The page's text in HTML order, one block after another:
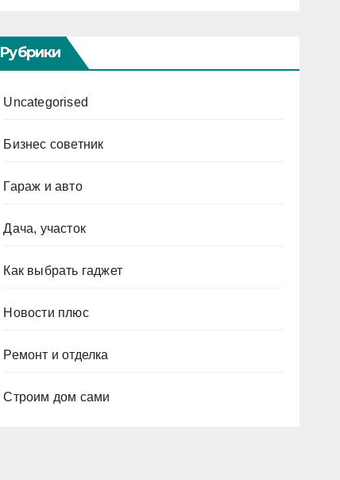
Рубрики
Uncategorised
Бизнес советник
Гараж и авто
Дача, участок
Как выбрать гаджет
Новости плюс
Ремонт и отделка
Строим дом сами